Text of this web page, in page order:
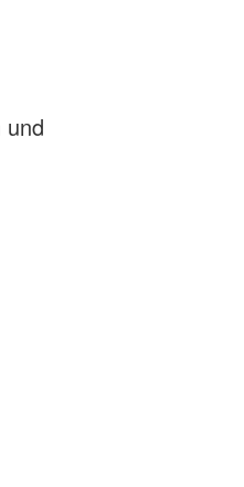
und